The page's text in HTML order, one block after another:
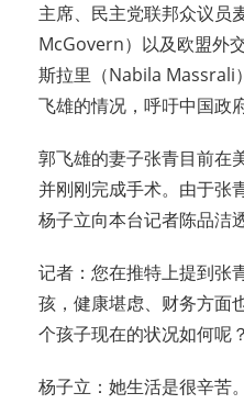
主席、民主党联邦众议员
McGovern）以及欧盟外
斯拉里（Nabila Massrali
飞雄的情况，呼吁中国政
郭飞雄的妻子张青目前在
并刚刚完成手术。由于张
杨子立向本台记者陈品洁
记者：您在推特上提到张
孩，健康堪虑、财务方面
个孩子现在的状况如何呢？
杨子立：她生活是很辛苦